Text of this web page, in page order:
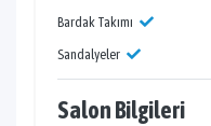
Bardak Takımı
Sandalyeler
Salon Bilgileri